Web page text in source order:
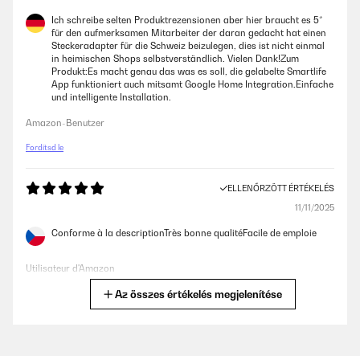
Ich schreibe selten Produktrezensionen aber hier braucht es 5*
für den aufmerksamen Mitarbeiter der daran gedacht hat einen
Steckeradapter für die Schweiz beizulegen, dies ist nicht einmal
in heimischen Shops selbstverständlich. Vielen Dank!Zum
Produkt:Es macht genau das was es soll, die gelabelte Smartlife
App funktioniert auch mitsamt Google Home Integration.Einfache
und intelligente Installation.
Amazon-Benutzer
Fordítsd le
ELLENŐRZÖTT ÉRTÉKELÉS
11/11/2025
Conforme à la descriptionTrès bonne qualitéFacile de emploie
Utilisateur d'Amazon
Az összes értékelés megjelenítése